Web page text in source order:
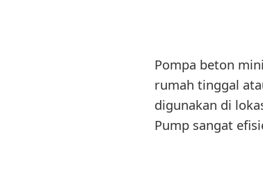
Pompa beton
rumah tinggal
digunakan di
Pump sangat